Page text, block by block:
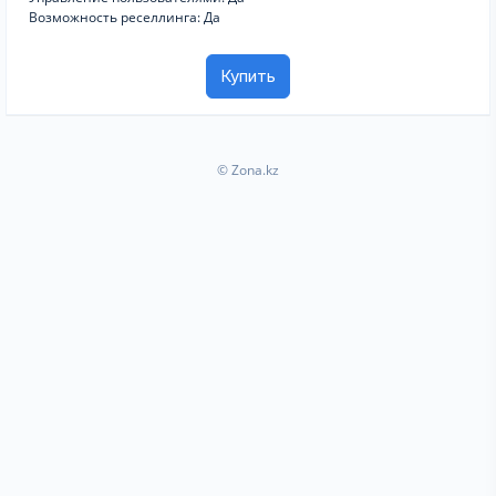
Возможность реселлинга: Да
Купить
© Zona.kz